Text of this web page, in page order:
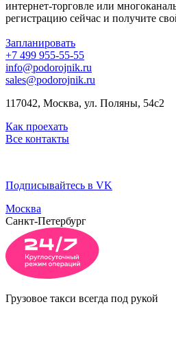
интернет-торговле или
регистрацию сейчас и получите
Запланировать
+7 499 955-55-55
info@podorojnik.ru
sales@podorojnik.ru
117042, Москва, ул. Поляны, 54с2
Как проехать
Все контакты
Подписывайтесь в VK
Москва
Санкт-Петербург
Грузовое такси всегда под рукой